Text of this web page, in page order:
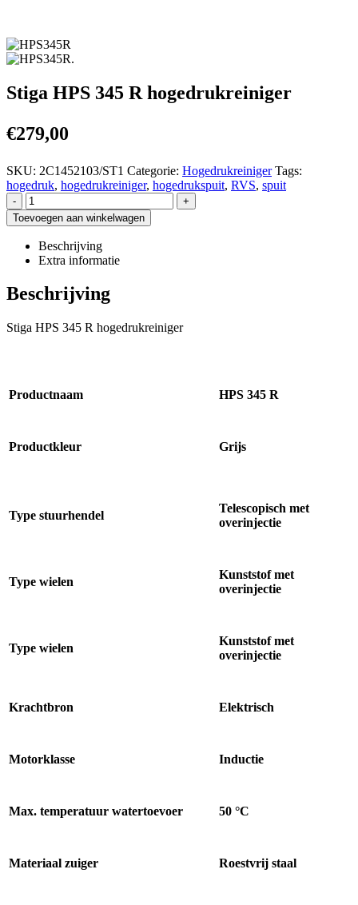
Stiga HPS 345 R hogedrukreiniger
€279,00
SKU: 2C1452103/ST1 Categorie: Hogedrukreiniger Tags:
hogedruk, hogedrukreiniger, hogedrukspuit, RVS, spuit
-
+
Toevoegen aan winkelwagen
Beschrijving
Extra informatie
Beschrijving
Stiga HPS 345 R hogedrukreiniger
Productnaam HPS 345 R
Productkleur Grijs
Type stuurhendel
Telescopisch met
overinjectie
Type wielen
Kunststof met
overinjectie
Type wielen
Kunststof met
overinjectie
Krachtbron Elektrisch
Motorklasse Inductie
Max. temperatuur watertoevoer 50 °C
Materiaal zuiger Roestvrij staal